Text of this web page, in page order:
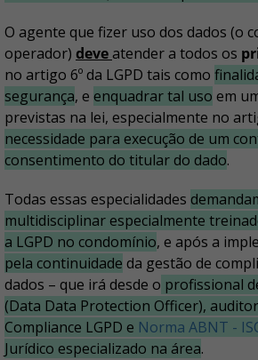
O agente que fizer uso dos dados (o
operador) deveatender a todos os
no artigo 6º da LGPD tais como
segurança, e enquadrar tal uso em
previstas na lei, especialmente no
necessidade para execução de um
consentimento do titular do dado.
Todas essas especialidades
multidisciplinar especialmente
a LGPD no condomínio, e após a
pela continuidade da gestão de
dados – que irá desde o profissional
(Data Data Protection Officer),
Compliance LGPD e Norma ABNT -
Jurídico especializado na área.